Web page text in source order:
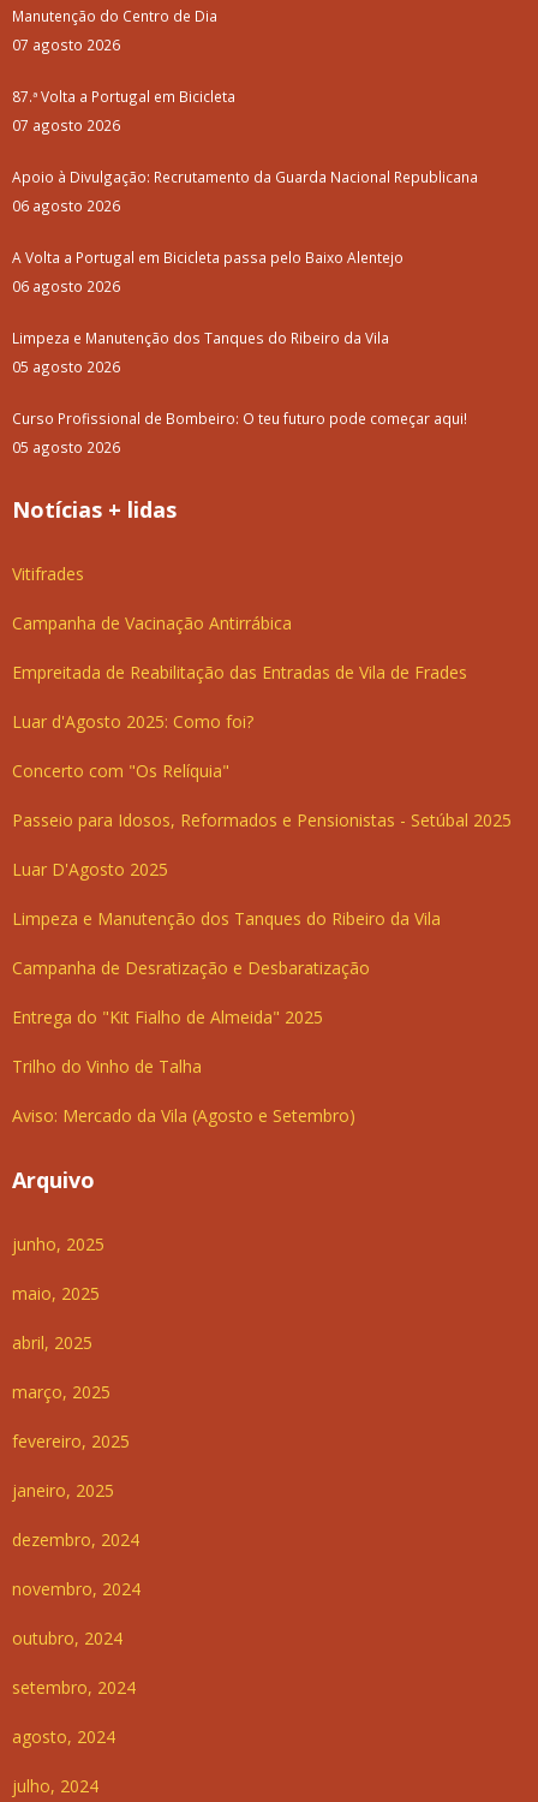
Manutenção do Centro de Dia
07 agosto 2026
87.ª Volta a Portugal em Bicicleta
07 agosto 2026
Apoio à Divulgação: Recrutamento da Guarda Nacional Republicana
06 agosto 2026
A Volta a Portugal em Bicicleta passa pelo Baixo Alentejo
06 agosto 2026
Limpeza e Manutenção dos Tanques do Ribeiro da Vila
05 agosto 2026
Curso Profissional de Bombeiro: O teu futuro pode começar aqui!
05 agosto 2026
Notícias + lidas
Vitifrades
Campanha de Vacinação Antirrábica
Empreitada de Reabilitação das Entradas de Vila de Frades
Luar d'Agosto 2025: Como foi?
Concerto com "Os Relíquia"
Passeio para Idosos, Reformados e Pensionistas - Setúbal 2025
Luar D'Agosto 2025
Limpeza e Manutenção dos Tanques do Ribeiro da Vila
Campanha de Desratização e Desbaratização
Entrega do "Kit Fialho de Almeida" 2025
Trilho do Vinho de Talha
Aviso: Mercado da Vila (Agosto e Setembro)
Arquivo
junho, 2025
maio, 2025
abril, 2025
março, 2025
fevereiro, 2025
janeiro, 2025
dezembro, 2024
novembro, 2024
outubro, 2024
setembro, 2024
agosto, 2024
julho, 2024